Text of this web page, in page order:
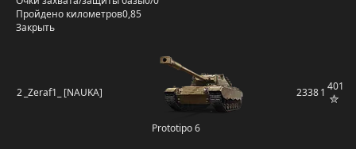
Пройдено километров0,85
Закрыть
2 _Zeraf1_ [NAUKA]
Prototipo 6
23381 401